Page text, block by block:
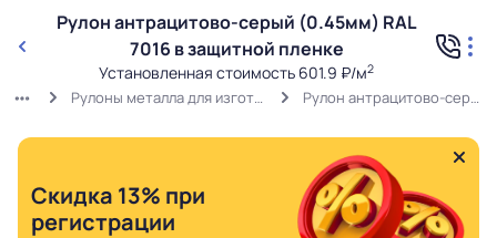
Рулон антрацитово-серый (0.45мм) RAL
7016 в защитной пленке
Установленная стоимость 601.9 ₽/м2
Рулоны металла для изготовления отливов в пленке (ширина 1.25 м) Рулон антрацитово-серый (0.45мм) RAL 7016 в защитной пленке
Скидка 13% при
регистрации